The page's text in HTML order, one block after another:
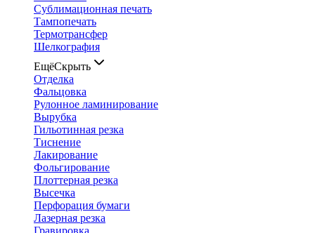
Сублимационная печать
Тампопечать
Термотрансфер
Шелкография
ЕщёСкрыть
Отделка
Фальцовка
Рулонное ламинирование
Вырубка
Гильотинная резка
Тиснение
Лакирование
Фольгирование
Плоттерная резка
Высечка
Перфорация бумаги
Лазерная резка
Гравировка